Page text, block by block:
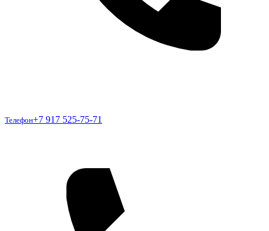
Телефон
Телефон+7 917 525-75-71